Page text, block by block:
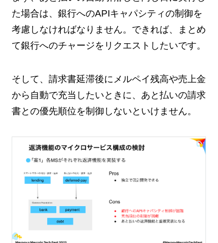
た場合は、銀行へのAPIキャパシティの制御を
考慮しなければなりません。できれば、まとめ
て銀行へのチャージをリクエストしたいです。
そして、請求書延滞後にメルペイ残高や売上金
から自動で充当したいときに、あと払いの請求
書との優先順位を制御しないといけません。